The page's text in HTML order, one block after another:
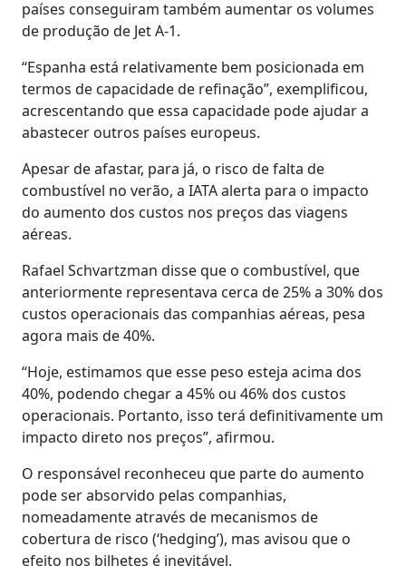
países conseguiram também aumentar os volumes
de produção de Jet A-1.
“Espanha está relativamente bem posicionada em
termos de capacidade de refinação”, exemplificou,
acrescentando que essa capacidade pode ajudar a
abastecer outros países europeus.
Apesar de afastar, para já, o risco de falta de
combustível no verão, a IATA alerta para o impacto
do aumento dos custos nos preços das viagens
aéreas.
Rafael Schvartzman disse que o combustível, que
anteriormente representava cerca de 25% a 30% dos
custos operacionais das companhias aéreas, pesa
agora mais de 40%.
“Hoje, estimamos que esse peso esteja acima dos
40%, podendo chegar a 45% ou 46% dos custos
operacionais. Portanto, isso terá definitivamente um
impacto direto nos preços”, afirmou.
O responsável reconheceu que parte do aumento
pode ser absorvido pelas companhias,
nomeadamente através de mecanismos de
cobertura de risco (‘hedging’), mas avisou que o
efeito nos bilhetes é inevitável.